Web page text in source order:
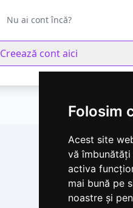
Folosim
Acest site
vă
activa
mai bună pe
noastre și
Nu ai cont încă?
Creează cont aici